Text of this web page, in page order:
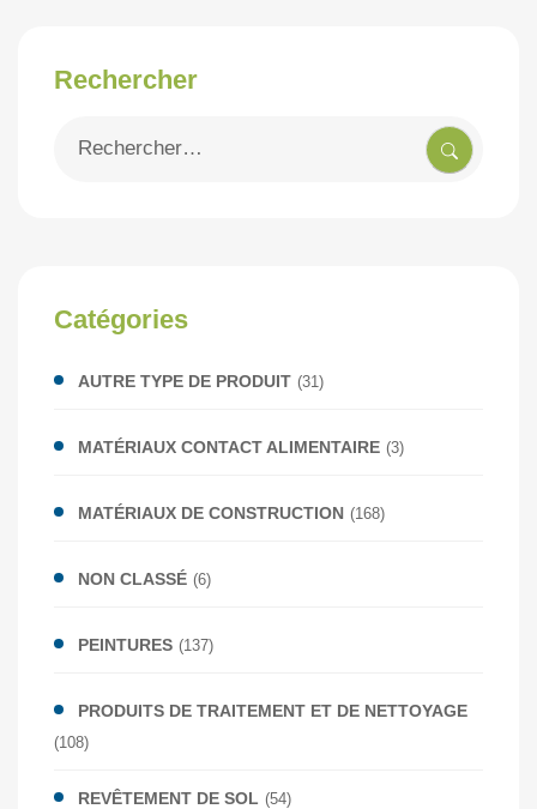
Rechercher
Catégories
AUTRE TYPE DE PRODUIT (31)
MATÉRIAUX CONTACT ALIMENTAIRE (3)
MATÉRIAUX DE CONSTRUCTION (168)
NON CLASSÉ (6)
PEINTURES (137)
PRODUITS DE TRAITEMENT ET DE NETTOYAGE
(108)
REVÊTEMENT DE SOL (54)